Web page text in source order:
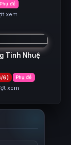
Phụ đề
xem
Tinh Nhuệ
6) Phụ đề
xem